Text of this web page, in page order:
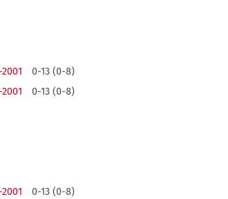
0-13 (0-8)
0-13 (0-8)
0-13 (0-8)